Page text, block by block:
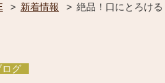
新着情報 絶品！口にとろけ
ログ